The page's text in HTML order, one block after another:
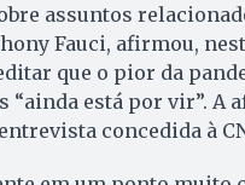
assuntos
Fauci, afirmou,
que o pior da
“ainda está por vir”. A
concedida à